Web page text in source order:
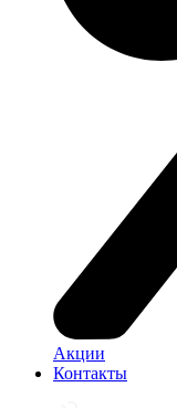
Акции
Контакты